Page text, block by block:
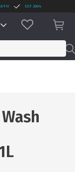
EST 2004
FAVORITER